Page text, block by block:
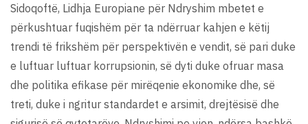
Sidoqoftë, Lidhja Europiane për Ndryshim mbetet e
përkushtuar fuqishëm për ta ndërruar kahjen e këtij
trendi të frikshëm për perspektivën e vendit, së pari duke
e luftuar luftuar korrupsionin, së dyti duke ofruar masa
dhe politika efikase për mirëqenie ekonomike dhe, së
treti, duke i ngritur standardet e arsimit, drejtësisë dhe